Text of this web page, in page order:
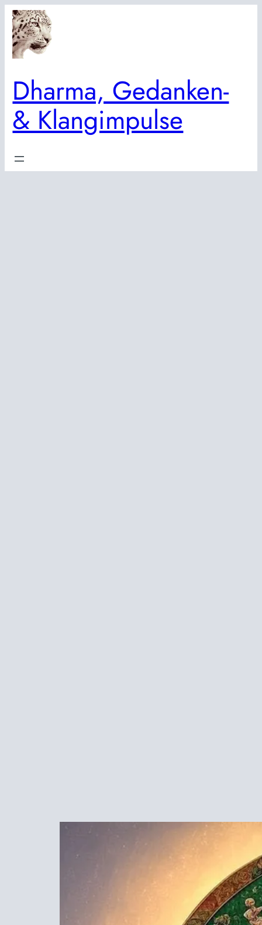
Zum
Inhalt
springen
Dharma, Gedanken-
& Klangimpulse